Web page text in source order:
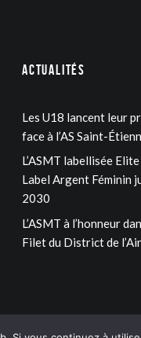
Actualités
Les U18 lancent leur
face à l’AS Saint-
L’ASMT labellisée
Label Argent Féminin
2030
L’ASMT à l’honneur
Filet du District de